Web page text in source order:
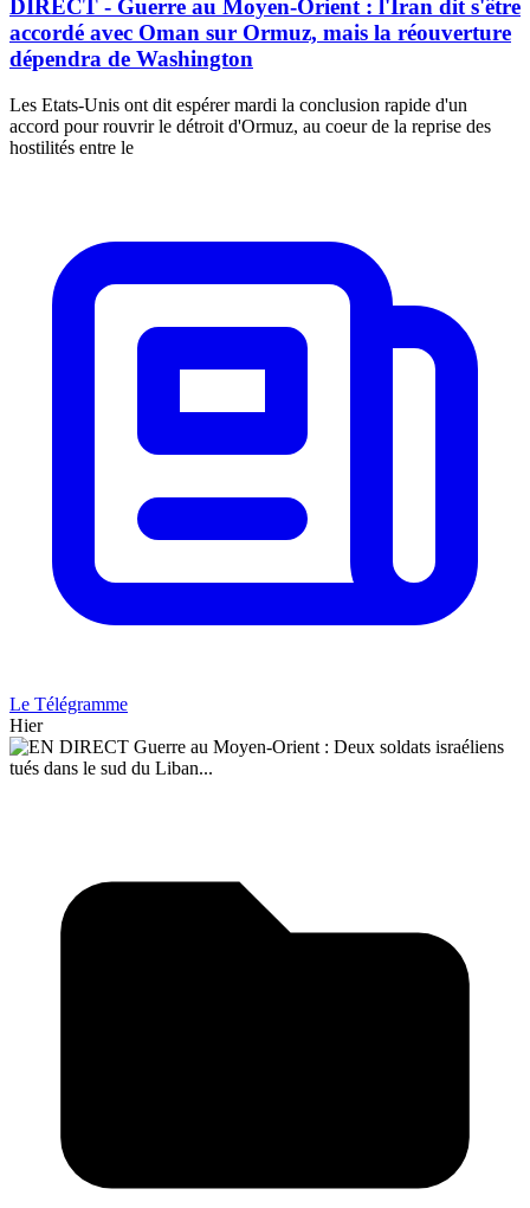
DIRECT - Guerre au Moyen-Orient : l'Iran dit s'être
accordé avec Oman sur Ormuz, mais la réouverture
dépendra de Washington
Les Etats-Unis ont dit espérer mardi la conclusion rapide d'un
accord pour rouvrir le détroit d'Ormuz, au coeur de la reprise des
hostilités entre le
Le Télégramme
Hier